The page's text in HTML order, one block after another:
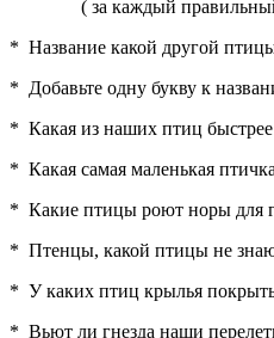
( за каждый
* Название какой другой
* Добавьте одну букву к
* Какая из наших птиц быстрее
* Какая самая маленькая
* Какие птицы роют норы для
* Птенцы, какой птицы не
* У каких птиц крылья
* Вьют ли гнезда наши